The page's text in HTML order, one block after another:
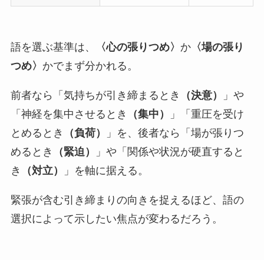
語を選ぶ基準は、 〈心の張りつめ〉 か〈場の張り
つめ〉 かでまず分かれる。
前者なら「気持ちが引き締まるとき （決意）
」や
「神経を集中させるとき
（集中）
」「重圧を受け
とめるとき
（負荷）
」を、後者なら「場が張りつ
めるとき
（緊迫）
」や「関係や状況が硬直すると
き
（対立） 」を軸に据える。
緊張が含む引き締まりの向きを捉えるほど、語の
選択によって示したい焦点が変わるだろう。